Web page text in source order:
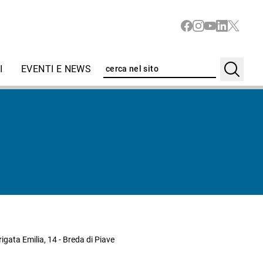
EVENTI E NEWS
Emilia, 14 - Breda di Piave